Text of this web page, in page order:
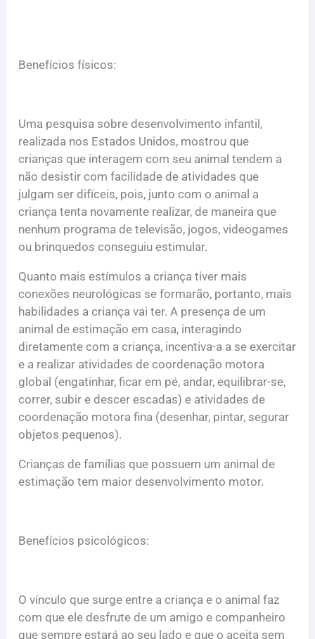
Benefícios físicos:
Uma pesquisa sobre desenvolvimento infantil,
realizada nos Estados Unidos, mostrou que
crianças que interagem com seu animal tendem a
não desistir com facilidade de atividades que
julgam ser difíceis, pois, junto com o animal a
criança tenta novamente realizar, de maneira que
nenhum programa de televisão, jogos, videogames
ou brinquedos conseguiu estimular.
Quanto mais estímulos a criança tiver mais
conexões neurológicas se formarão, portanto, mais
habilidades a criança vai ter. A presença de um
animal de estimação em casa, interagindo
diretamente com a criança, incentiva-a a se exercitar
e a realizar atividades de coordenação motora
global (engatinhar, ficar em pé, andar, equilibrar-se,
correr, subir e descer escadas) e atividades de
coordenação motora fina (desenhar, pintar, segurar
objetos pequenos).
Crianças de famílias que possuem um animal de
estimação tem maior desenvolvimento motor.
Benefícios psicológicos:
O vínculo que surge entre a criança e o animal faz
com que ele desfrute de um amigo e companheiro
que sempre estará ao seu lado e que o aceita sem